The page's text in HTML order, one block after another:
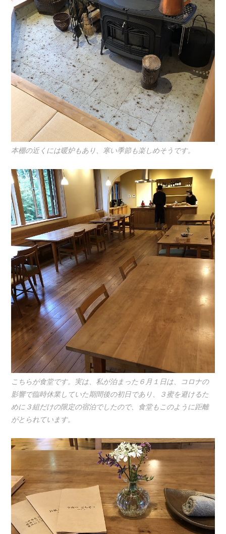
本棚の近くには暖炉もあり、寒い季節も楽しめそうです。
こちらが食堂です。実は、私が泊まった６月１日は、コロナの
影響で臨時休業していた期間後の初日であり、３蜜を避けるた
めに３組だけの限定の宿泊でしたので、食堂もこのように距離
がとられています。